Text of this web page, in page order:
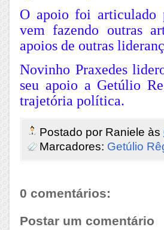
O apoio foi articulado
vem fazendo outras
apoios de outras
Novinho Praxedes
seu apoio a Getúlio
trajetória política.
Postado por Raniele às
Marcadores: Getúlio
0 comentários:
Postar um comentário